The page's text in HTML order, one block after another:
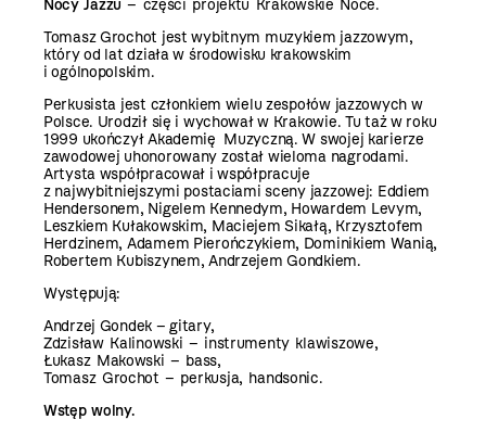
Nocy Jazzu – części projektu Krakowskie Noce.
Tomasz Grochot jest wybitnym muzykiem jazzowym,
który od lat działa w środowisku krakowskim
i ogólnopolskim.
Perkusista jest członkiem wielu zespołów jazzowych w
Polsce. Urodził się i wychował w Krakowie. Tu taż w roku
1999 ukończył Akademię Muzyczną. W swojej karierze
zawodowej uhonorowany został wieloma nagrodami.
Artysta współpracował i współpracuje
z najwybitniejszymi postaciami sceny jazzowej: Eddiem
Hendersonem, Nigelem Kennedym, Howardem Levym,
Leszkiem Kułakowskim, Maciejem Sikałą, Krzysztofem
Herdzinem, Adamem Pierończykiem, Dominikiem Wanią,
Robertem Kubiszynem, Andrzejem Gondkiem.
Występują:
Andrzej Gondek – gitary,
Zdzisław Kalinowski – instrumenty klawiszowe,
Łukasz Makowski – bass,
Tomasz Grochot – perkusja, handsonic.
Wstęp wolny.